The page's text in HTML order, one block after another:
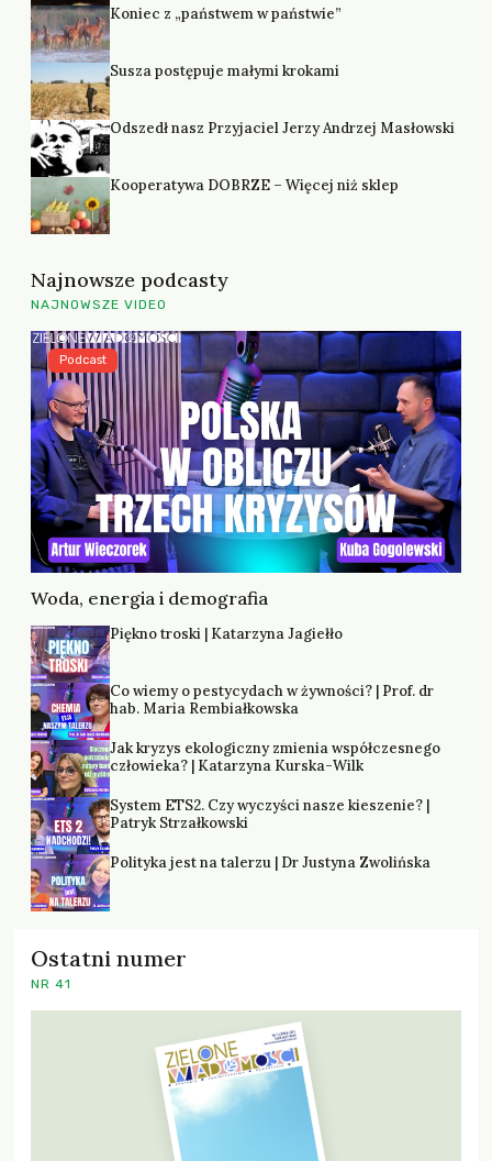
Koniec z „państwem w państwie”
Susza postępuje małymi krokami
Odszedł nasz Przyjaciel Jerzy Andrzej Masłowski
Kooperatywa DOBRZE – Więcej niż sklep
Najnowsze podcasty
NAJNOWSZE VIDEO
Woda, energia i demografia
Podcast
Piękno troski | Katarzyna Jagiełło
Co wiemy o pestycydach w żywności? | Prof. dr
hab. Maria Rembiałkowska
Jak kryzys ekologiczny zmienia współczesnego
człowieka? | Katarzyna Kurska-Wilk
System ETS2. Czy wyczyści nasze kieszenie? |
Patryk Strzałkowski
Polityka jest na talerzu | Dr Justyna Zwolińska
Ostatni numer
NR 41